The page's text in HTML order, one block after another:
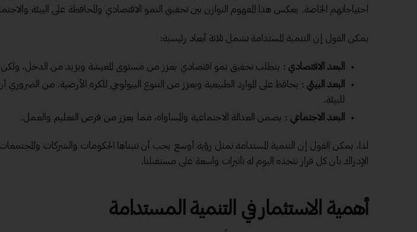
احتياجاتهم الخاصة. يعكس هذا المفهوم التوازن بين تحقيق النمو الاقتصادي والمحافظة على البيئة
يمكن القول إن التنمية المستدامة تشمل ثلاثة أبعاد رئيسية:
البعد الاقتصادي : يتطلب تحقيق نمو اقتصادي يعزز من مستوى المعيشة ويزيد من الدخل،
البعد البيئي : يحافظ على الموارد الطبيعية ويعزز من التنوع البيولوجي للكرة الأرضية. من الضروري
للبيئة.
البعد الاجتماعي : يضمن العدالة الاجتماعية والمساواة، مما يعزز من فرص التعليم والعمل.
لذا، يمكن القول إن التنمية المستدامة تمثل رؤية أوسع يجب أن تتبناها الحكومات والشركات
الإدراك بأن كل قرار نتخذه اليوم له تأثيرات واسعة على مستقبلنا.
أهمية الاستثمار في التنمية المستدامة